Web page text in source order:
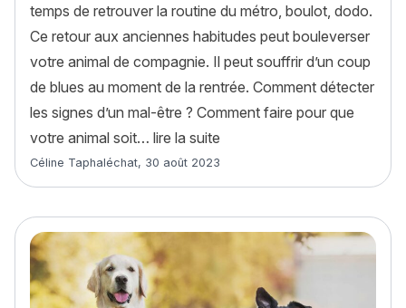
temps de retrouver la routine du métro, boulot, dodo.
Ce retour aux anciennes habitudes peut bouleverser
votre animal de compagnie. Il peut souffrir d’un coup
de blues au moment de la rentrée. Comment détecter
les signes d’un mal-être ? Comment faire pour que
votre animal soit… lire la suite
Article rédigé par
Céline Taphaléchat, 30 août 2023